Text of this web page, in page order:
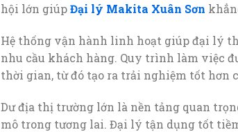
hội lớn giúpĐại lý Makita Xuân Sơn
Hệ thống vận hành linh hoạt giúp đại lý
nhu cầu khách hàng. Quy trình làm việc
thời gian, từ đó tạo ra trải nghiệm tốt hơn
Dư địa thị trường lớn là nền tảng quan
mô trong tương lai. Đại lý tận dụng tốt